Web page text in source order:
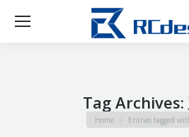
Tag Archives:
You are here:
Home Entries tagged